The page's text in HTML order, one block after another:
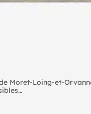
Moret-Loing-et-
Moret-sur-Loing